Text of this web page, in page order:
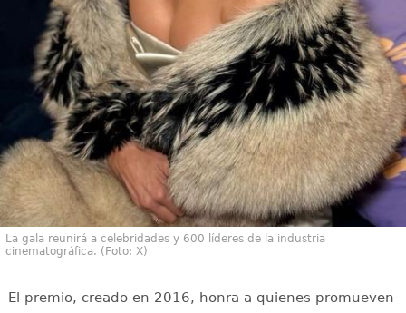
La gala reunirá a celebridades y 600 líderes de la industria
cinematográfica. (Foto: X)
El premio, creado en 2016, honra a quienes promueven